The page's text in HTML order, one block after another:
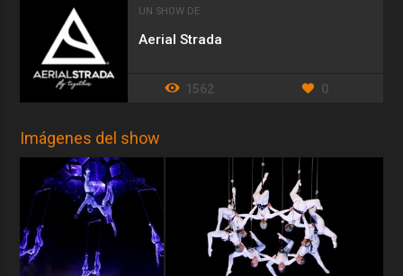
UN SHOW DE
Aerial Strada
1562 0
Imágenes del show